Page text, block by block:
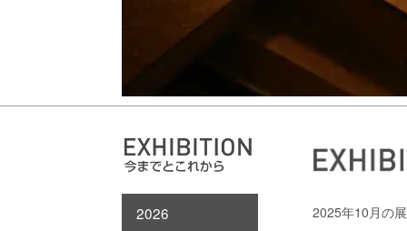
2025年10月の
2026